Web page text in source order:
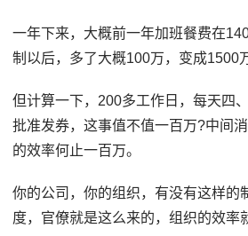
一年下来，大概前一年加班餐费在
制以后，多了大概100万，变成1500
但计算一下，200多工作日，每天四
批准发券，这事值不值一百万?中间
的效率何止一百万。
你的公司，你的组织，有没有这样的
度，官僚就是这么来的，组织的效率